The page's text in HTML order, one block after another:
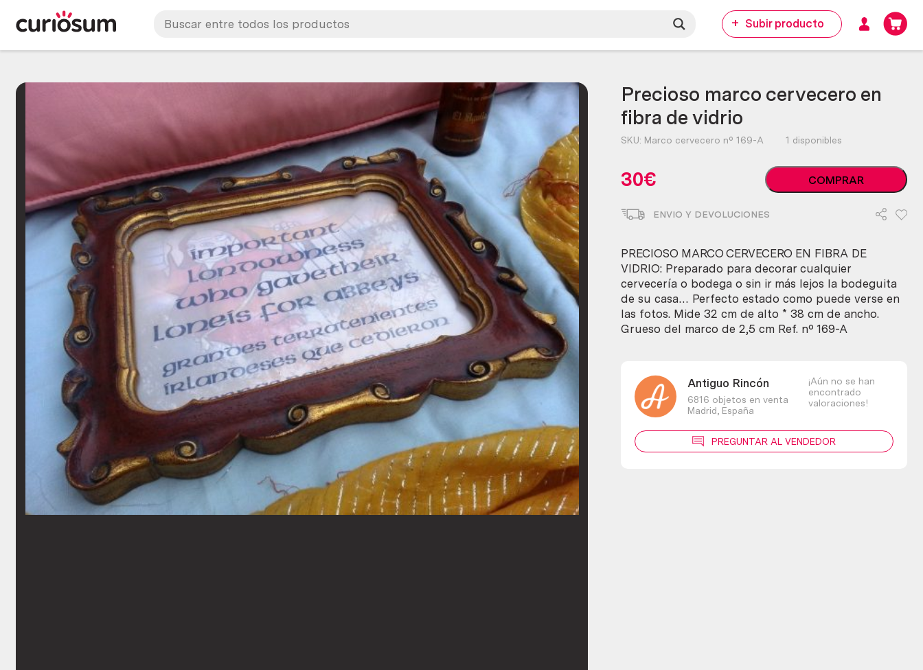
Subir producto
Precioso marco cervecero en
fibra de vidrio
SKU: Marco cervecero nº 169-A 1 disponibles
30€
Precioso
marco
en
de
vidrio
cantidad
COMPRAR
ENVIO Y DEVOLUCIONES
PRECIOSO MARCO CERVECERO EN FIBRA DE
VIDRIO: Preparado para decorar cualquier
cervecería o bodega o sin ir más lejos la bodeguita
de su casa… Perfecto estado como puede verse en
las fotos. Mide 32 cm de alto * 38 cm de ancho.
Grueso del marco de 2,5 cm Ref. nº 169-A
Antiguo Rincón
6816 objetos en venta
Madrid, España
¡Aún no se han
encontrado
valoraciones!
PREGUNTAR AL VENDEDOR